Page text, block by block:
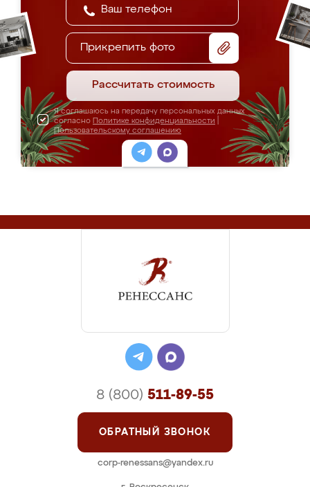
Прикрепить фото
Рассчитать стоимость
Я соглашаюсь на передачу персональных данных
согласно Политике конфиденциальности
Пользовательскому соглашению
8 (800) 511-89-55
ОБРАТНЫЙ ЗВОНОК
corp-renessans@yandex.ru